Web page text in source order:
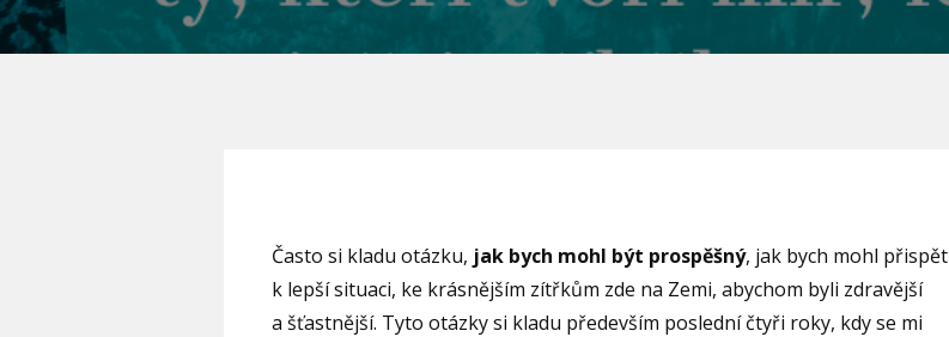
Často si kladu otázku, jak bych mohl být prospěšný, jak bych mohl přispět
k lepší situaci, ke krásnějším zítřkům zde na Zemi, abychom byli zdravější
a šťastnější. Tyto otázky si kladu především poslední čtyři roky, kdy se mi